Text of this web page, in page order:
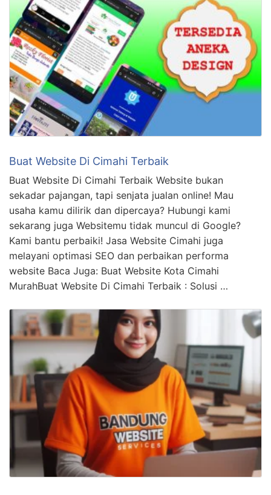
Buat Website Di Cimahi Terbaik
Buat Website Di Cimahi Terbaik Website bukan
sekadar pajangan, tapi senjata jualan online! Mau
usaha kamu dilirik dan dipercaya? Hubungi kami
sekarang juga Websitemu tidak muncul di Google?
Kami bantu perbaiki! Jasa Website Cimahi juga
melayani optimasi SEO dan perbaikan performa
website Baca Juga: Buat Website Kota Cimahi
MurahBuat Website Di Cimahi Terbaik : Solusi …